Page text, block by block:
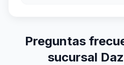
Preguntas
sucursal